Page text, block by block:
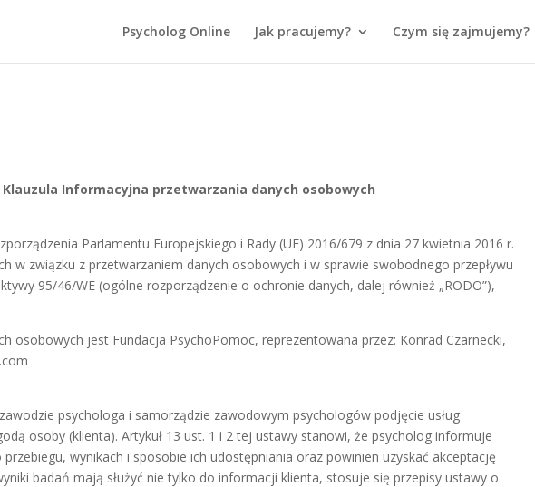
Psycholog Online Jak pracujemy? Czym się zajmujemy?
Klauzula Informacyjna przetwarzania danych osobowych
Parlamentu Europejskiego i Rady (UE) 2016/679 z dnia 27 kwietnia 2016 r.
w związku z przetwarzaniem danych osobowych i w sprawie swobodnego przepływu
95/46/WE (ogólne rozporządzenie o ochronie danych, dalej również „RODO”),
osobowych jest Fundacja PsychoPomoc, reprezentowana przez: Konrad Czarnecki,
psychologa i samorządzie zawodowym psychologów podjęcie usług
osoby (klienta). Artykuł 13 ust. 1 i 2 tej ustawy stanowi, że psycholog informuje
wynikach i sposobie ich udostępniania oraz powinien uzyskać akceptację
badań mają służyć nie tylko do informacji klienta, stosuje się przepisy ustawy o